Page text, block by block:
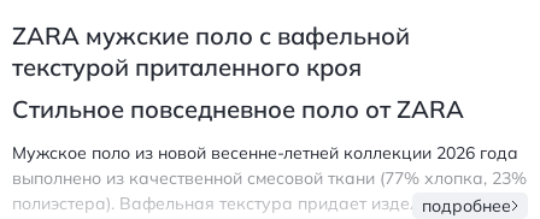
ZARA мужские поло с вафельной
текстурой приталенного кроя
Стильное повседневное поло от ZARA
Мужское поло из новой весенне-летней коллекции 2026 года
выполнено из качественной смесовой ткани (77% хлопка, 23%
полиэстера). Вафельная текстура придает изделиюподробнее